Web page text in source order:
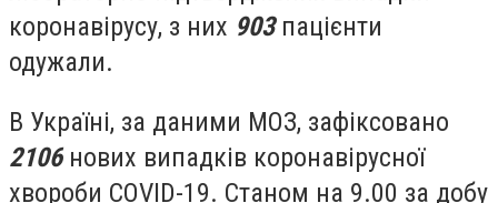
коронавірусу, з них 903пацієнти
одужали.
В Україні, за даними МОЗ, зафіксовано
2106нових випадків коронавірусної
хвороби COVID-19. Станом на 9.00 за добу